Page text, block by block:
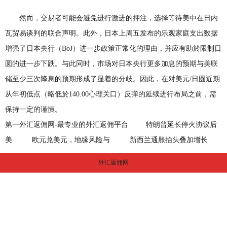
然而，交易者可能会避免进行激进的押注，选择等待美中在日内
瓦贸易谈判的联合声明。此外，日本上周五发布的乐观家庭支出数据
增强了日本央行（BoJ）进一步政策正常化的理由，并应有助於限制日
圆的进一步下跌。与此同时，市场对日本央行更多加息的预期与美联
储至少三次降息的预期形成了显着的分歧。因此，在对美元/日圆近期
从年初低点（略低於140.00心理关口）反弹的延续进行布局之前，需
保持一定的谨慎。
第一外汇返佣网-最专业的外汇返佣平台
特朗普延长停火协议后
美
欧元兑美元，地缘风险与 新西兰通胀抬头叠加增长
外汇返佣网